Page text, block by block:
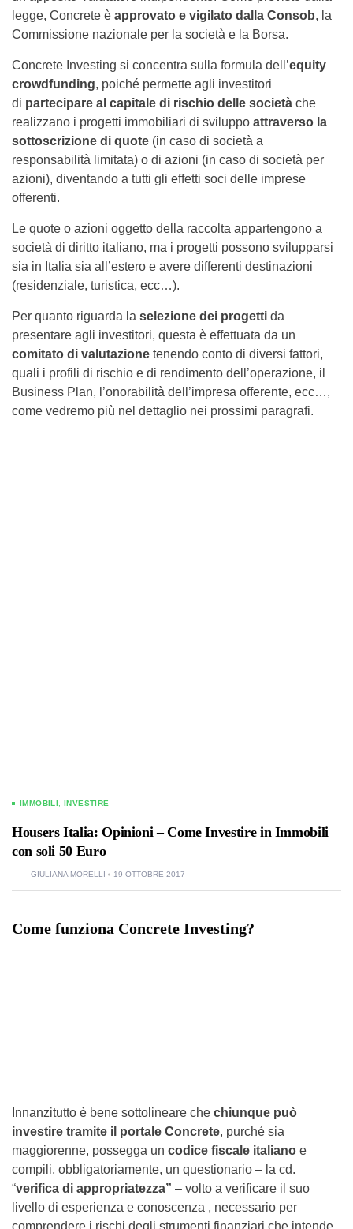
legge, Concrete è approvato e vigilato dalla Consob, la
Commissione nazionale per la società e la Borsa.
Concrete Investing si concentra sulla formula dell’equity
crowdfunding, poiché permette agli investitori
di partecipare al capitale di rischio delle società che
realizzano i progetti immobiliari di sviluppo attraverso la
sottoscrizione di quote (in caso di società a
responsabilità limitata) o di azioni (in caso di società per
azioni), diventando a tutti gli effetti soci delle imprese
offerenti.
Le quote o azioni oggetto della raccolta appartengono a
società di diritto italiano, ma i progetti possono svilupparsi
sia in Italia sia all’estero e avere differenti destinazioni
(residenziale, turistica, ecc…).
Per quanto riguarda la selezione dei progetti da
presentare agli investitori, questa è effettuata da un
comitato di valutazione tenendo conto di diversi fattori,
quali i profili di rischio e di rendimento dell’operazione, il
Business Plan, l’onorabilità dell’impresa offerente, ecc…,
come vedremo più nel dettaglio nei prossimi paragrafi.
IMMOBILI INVESTIRE
Housers Italia: Opinioni – Come Investire in Immobili
con soli 50 Euro
GIULIANA MORELLI 19 OTTOBRE 2017
Come funziona Concrete Investing?
Innanzitutto è bene sottolineare che chiunque può
investire tramite il portale Concrete, purché sia
maggiorenne, possegga un codice fiscale italiano e
compili, obbligatoriamente, un questionario – la cd.
“verifica di appropriatezza” – volto a verificare il suo
livello di esperienza e conoscenza , necessario per
comprendere i rischi degli strumenti finanziari che intende